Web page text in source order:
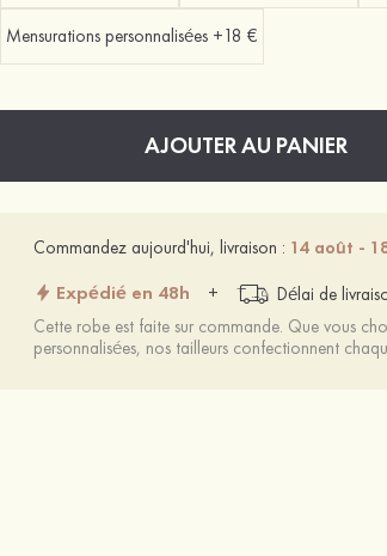
Mensurations personnalisées +18 €
AJOUTER AU PANIER
Commandez aujourd'hui, livraison : 14 août -
Expédié en 48h + Délai de
Cette robe est faite sur commande. Que vous
personnalisées, nos tailleurs confectionnent